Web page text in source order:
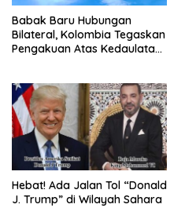
Babak Baru Hubungan
Bilateral, Kolombia Tegaskan
Pengakuan Atas Kedaulatan
Hebat! Ada Jalan Tol “Donald
J. Trump” di Wilayah Sahara